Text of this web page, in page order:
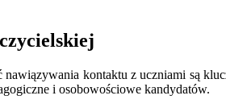
kontaktu z uczniami są
i osobowościowe kandydatów.